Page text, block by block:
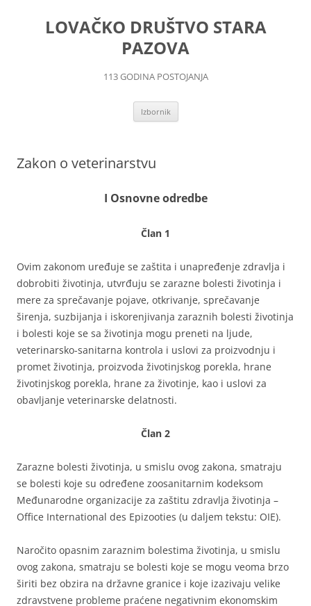
LOVAČKO DRUŠTVO STARA
PAZOVA
113 GODINA POSTOJANJA
Izbornik Skoči
sadržaj
Zakon o veterinarstvu
I Osnovne odredbe
Član 1
Ovim zakonom uređuje se zaštita i unapređenje zdravlja i
dobrobiti životinja, utvrđuju se zarazne bolesti životinja i
mere za sprečavanje pojave, otkrivanje, sprečavanje
širenja, suzbijanja i iskorenjivanja zaraznih bolesti životinja
i bolesti koje se sa životinja mogu preneti na ljude,
veterinarsko-sanitarna kontrola i uslovi za proizvodnju i
promet životinja, proizvoda životinjskog porekla, hrane
životinjskog porekla, hrane za životinje, kao i uslovi za
obavljanje veterinarske delatnosti.
Član 2
Zarazne bolesti životinja, u smislu ovog zakona, smatraju
se bolesti koje su određene zoosanitarnim kodeksom
Međunarodne organizacije za zaštitu zdravlja životinja –
Office International des Epizooties (u daljem tekstu: OIE).
Naročito opasnim zaraznim bolestima životinja, u smislu
ovog zakona, smatraju se bolesti koje se mogu veoma brzo
širiti bez obzira na državne granice i koje izazivaju velike
zdravstvene probleme praćene negativnim ekonomskim